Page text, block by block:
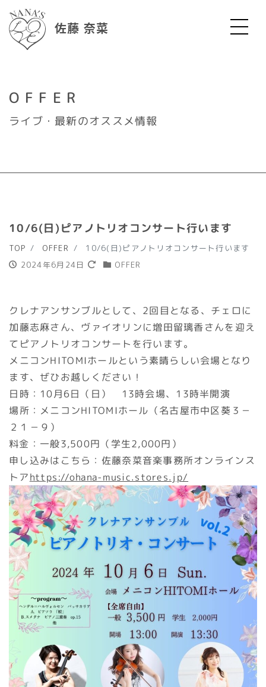
佐藤 奈菜
OFFER
ライブ・最新のオススメ情報
10/6(日)ピアノトリオコンサート行います
TOP OFFER
10/6(日)ピアノトリオコンサート行います
2024年6月24日
OFFER
クレナアンサンブルとして、2回目となる、チェロに
加藤志麻さん、ヴァイオリンに増田留璃香さんを迎え
てピアノトリオコンサートを行います。
メニコンHITOMIホールという素晴らしい会場となり
ます、ぜひお越しください！
日時：10月6日（日） 13時会場、13時半開演
場所：メニコンHITOMIホール（名古屋市中区葵３－
２１－９）
料金：一般3,500円（学生2,000円）
申し込みはこちら：佐藤奈菜音楽事務所オンラインス
トアhttps://ohana-music.stores.jp/